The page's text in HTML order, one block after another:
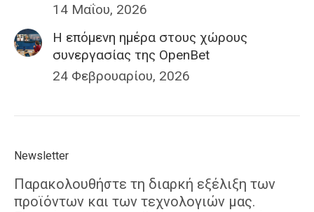
14 Μαΐου, 2026
H επόμενη ημέρα στους χώρους
συνεργασίας της OpenBet
24 Φεβρουαρίου, 2026
Newsletter
Παρακολουθήστε τη διαρκή εξέλιξη των
προϊόντων και των τεχνολογιών μας.